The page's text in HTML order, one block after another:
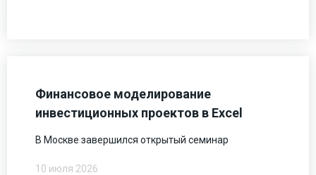
Финансовое моделирование
инвестиционных проектов в Excel
В Москве завершился открытый семинар
10 июля 2026